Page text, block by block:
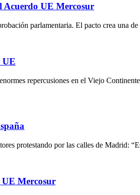
Acuerdo UE Mercosur
parlamentaria. El pacto crea una
UE
repercusiones en el Viejo
protestando por las calles de Madrid:
Mercosur